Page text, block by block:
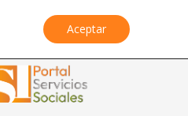
Aceptar